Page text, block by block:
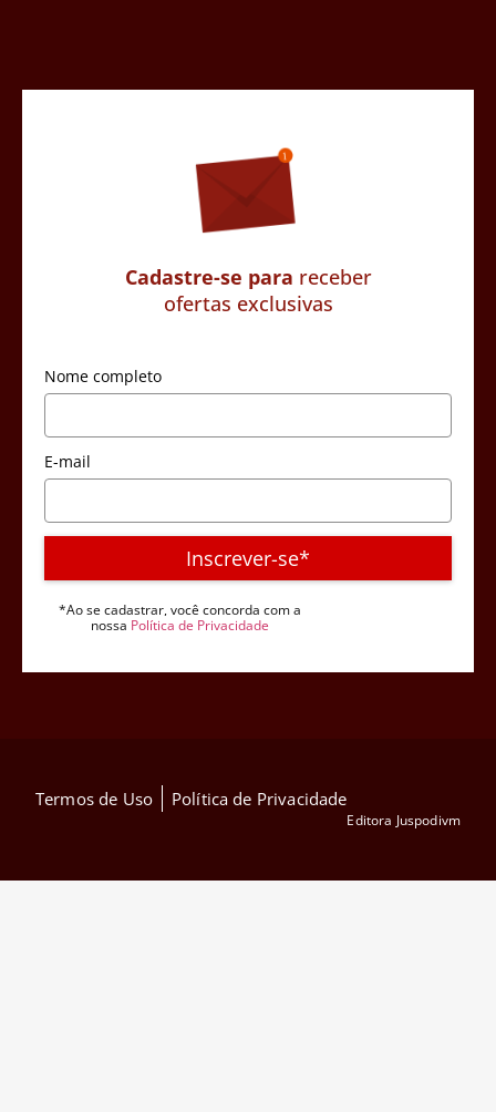
Cadastre-se para receber
ofertas exclusivas
Nome completo
E-mail
Inscrever-se*
*Ao se cadastrar, você concorda com a
nossa Política de Privacidade
Termos de Uso Política de Privacidade
Editora Juspodivm